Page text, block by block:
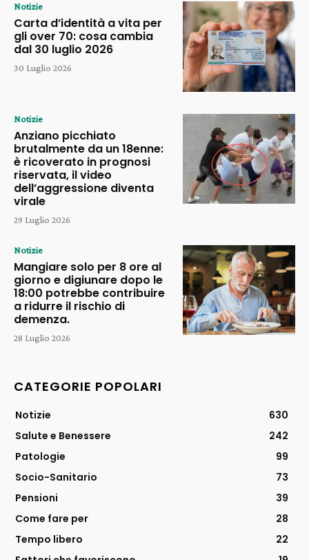
Notizie
Carta d’identità a vita per
gli over 70: cosa cambia
dal 30 luglio 2026
30 Luglio 2026
Notizie
Anziano picchiato
brutalmente da un 18enne:
è ricoverato in prognosi
riservata, il video
dell’aggressione diventa
virale
29 Luglio 2026
Notizie
Mangiare solo per 8 ore al
giorno e digiunare dopo le
18:00 potrebbe contribuire
a ridurre il rischio di
demenza.
28 Luglio 2026
CATEGORIE POPOLARI
Notizie
630
Salute e Benessere
242
Patologie
99
Socio-Sanitario
73
Pensioni
39
Come fare per
28
Tempo libero
22